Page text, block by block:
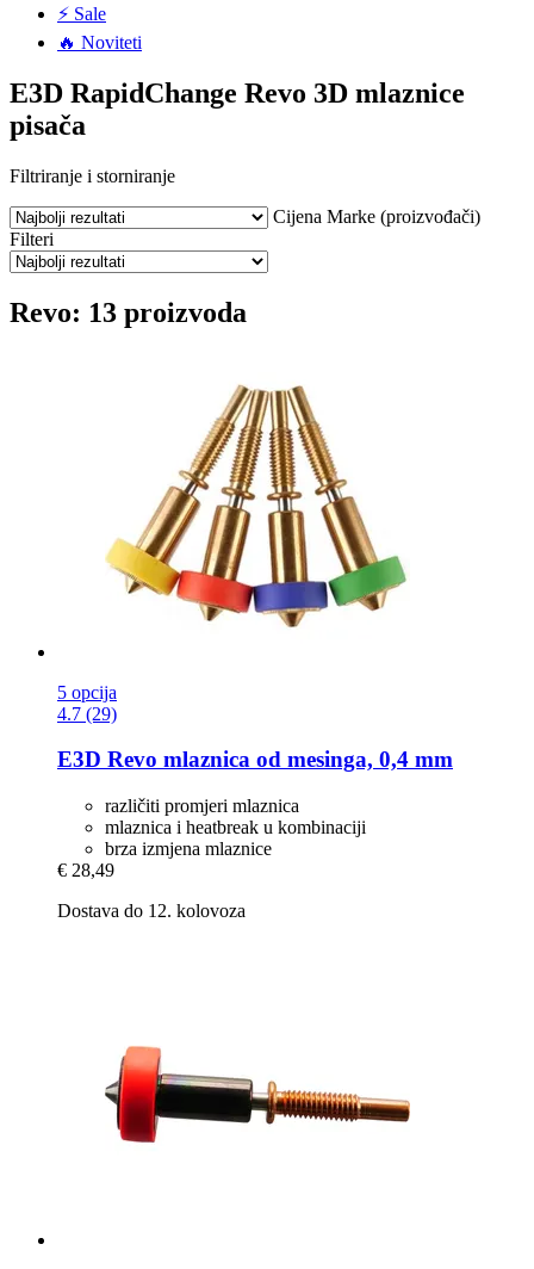
⚡ Sale
🔥 Noviteti
E3D RapidChange Revo 3D mlaznice
pisača
Filtriranje i storniranje
Cijena Marke (proizvođači)
Filteri
Revo: 13 proizvoda
5 opcija
4.7 (29)
E3D Revo mlaznica od mesinga, 0,4 mm
različiti promjeri mlaznica
mlaznica i heatbreak u kombinaciji
brza izmjena mlaznice
€ 28,49
Dostava do 12. kolovoza